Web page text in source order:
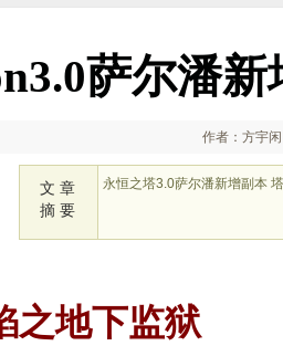
萨尔潘
作者：方宇闲
文 章
摘 要
永恒之塔3.0萨尔潘新增副本
之地下监狱